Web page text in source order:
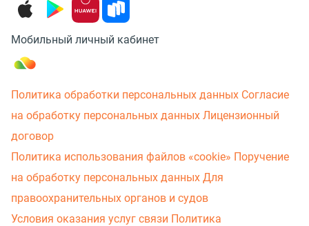
Мобильный личный кабинет
Политика обработки персональных данных Согласие
на обработку персональных данных Лицензионный
договор
Политика использования файлов «cookie» Поручение
на обработку персональных данных Для
правоохранительных органов и судов
Условия оказания услуг связи Политика